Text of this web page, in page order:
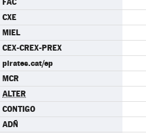
CXE
MIEL
CEX-CREX-PREX
pirates.cat/ep
MCR
ALTER
CONTIGO
ADÑ